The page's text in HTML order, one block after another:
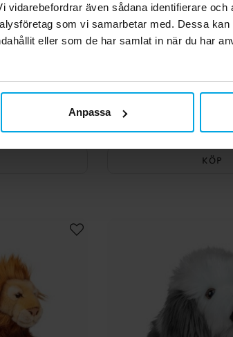
även sådana identifierare och
som vi samarbetar med. Dessa
eller som de har samlat in när du har
Anpassa
Mini -
kr
Animigos World of
Pris :
349,00
KÖP